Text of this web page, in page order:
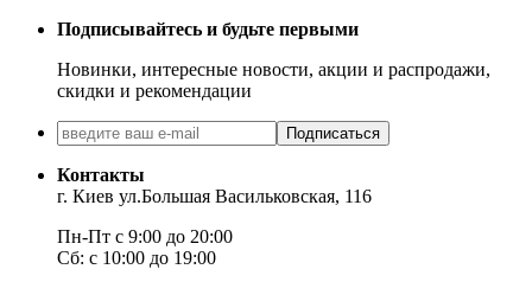
Подписывайтесь и будьте первыми
Новинки, интересные новости, акции и распродажи,
скидки и рекомендации
Подписаться
Контакты
г. Киев ул.Большая Васильковская, 116
Пн-Пт с 9:00 до 20:00
Сб: с 10:00 до 19:00